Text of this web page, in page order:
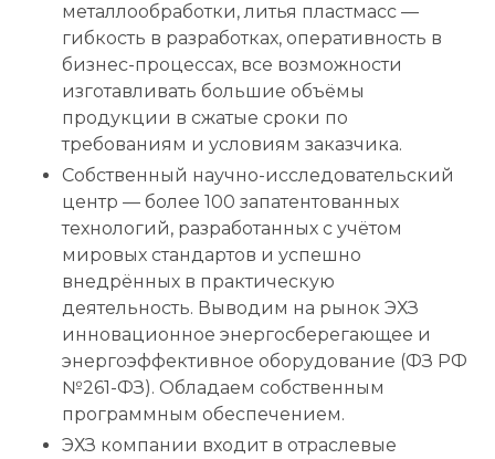
металлообработки, литья пластмасс —
гибкость в разработках, оперативность в
бизнес-процессах, все возможности
изготавливать большие объёмы
продукции в сжатые сроки по
требованиям и условиям заказчика.
Собственный научно-исследовательский
центр — более 100 запатентованных
технологий, разработанных с учётом
мировых стандартов и успешно
внедрённых в практическую
деятельность. Выводим на рынок ЭХЗ
инновационное энергосберегающее и
энергоэффективное оборудование (ФЗ РФ
№261-ФЗ). Обладаем собственным
программным обеспечением.
ЭХЗ компании входит в отраслевые